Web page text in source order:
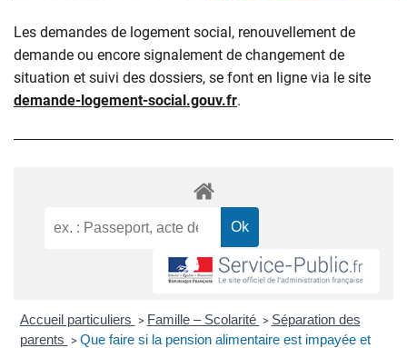
Les demandes de logement social, renouvellement de
demande ou encore signalement de changement de
situation et suivi des dossiers, se font en ligne via le site
demande-logement-social.gouv.fr.
Accueil particuliers > Famille – Scolarité > Séparation des
parents > Que faire si la pension alimentaire est impayée et